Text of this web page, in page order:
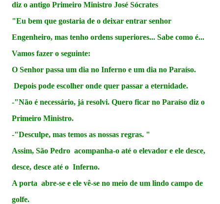
diz o antigo Primeiro Ministro José Sócrates
"Eu bem que gostaria de o deixar entrar senhor
Engenheiro, mas tenho ordens superiores... Sabe como é...
Vamos fazer o seguinte:
O Senhor passa um dia no Inferno e um dia no Paraíso.
Depois pode escolher onde quer passar a eternidade.
-"Não é necessário, já resolvi. Quero ficar no Paraíso diz o
Primeiro Ministro.
-"Desculpe, mas temos as nossas regras. "
Assim, São Pedro acompanha-o até o elevador e ele desce,
desce, desce até o Inferno.
A porta abre-se e ele vê-se no meio de um lindo campo de
golfe.